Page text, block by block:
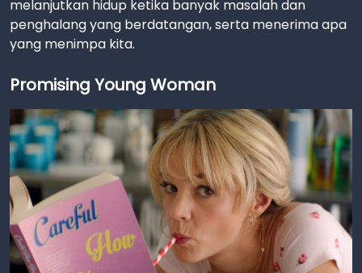
melanjutkan hidup ketika banyak masalah dan
penghalang yang berdatangan, serta menerima apa
yang menimpa kita.
Promising Young Woman